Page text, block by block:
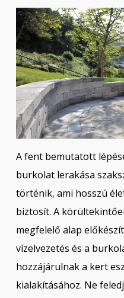
A fent bemutatott
burkolat lerakása
történik, ami hosszú
biztosít. A
megfelelő alap
vízelvezetés és a
hozzájárulnak a kert
kialakításához. Ne